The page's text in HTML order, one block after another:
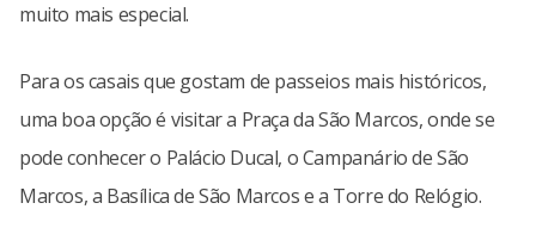
muito mais especial.
Para os casais que gostam de passeios mais históricos,
uma boa opção é visitar a Praça da São Marcos, onde se
pode conhecer o Palácio Ducal, o Campanário de São
Marcos, a Basílica de São Marcos e a Torre do Relógio.